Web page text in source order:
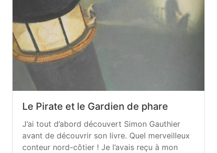
Le Pirate et le Gardien de phare
J’ai tout d’abord découvert Simon Gauthier
avant de découvrir son livre. Quel merveilleux
conteur nord-côtier ! Je l’avais reçu à mon